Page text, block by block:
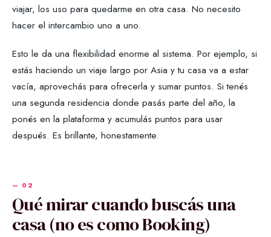
viajar, los uso para quedarme en otra casa. No necesito
hacer el intercambio uno a uno.
Esto le da una flexibilidad enorme al sistema. Por ejemplo, si
estás haciendo un viaje largo por Asia y tu casa va a estar
vacía, aprovechás para ofrecerla y sumar puntos. Si tenés
una segunda residencia donde pasás parte del año, la
ponés en la plataforma y acumulás puntos para usar
después. Es brillante, honestamente.
Qué mirar cuando buscás una
casa (no es como Booking)